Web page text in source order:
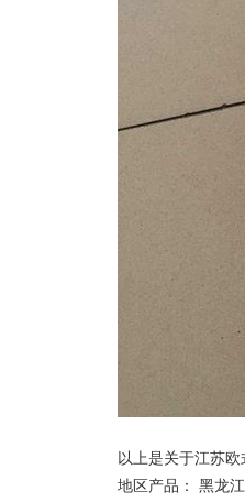
以上是关于江苏
地区产品： 黑龙